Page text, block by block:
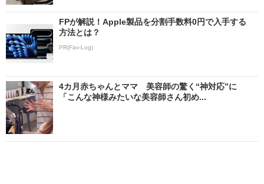
FPが解説！Apple製品を分割手数料0円で入手する
方法とは？
PR(Fav-Log)
4カ月赤ちゃんとママ 美容師の驚く“神対応”に
「こんな神様みたいな美容師さん初め...